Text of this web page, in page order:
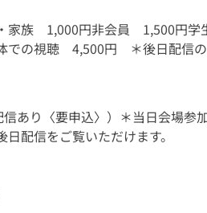
家族 1,000円非会員 1,500円学
での視聴 4,500円 ＊後日配信
あり〈要申込〉） ＊当日会場参
配信をご覧いただけます。